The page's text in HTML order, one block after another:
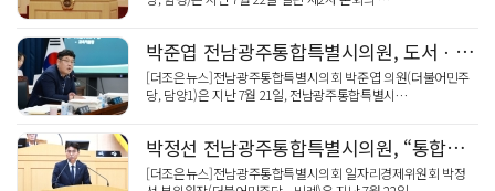
박준엽 전남광주통합특별시의원, 도서ㆍ벽지 품는 통합 AI교수학습플랫폼 주문
[더조은뉴스]전남광주통합특별시의회 박준엽 의원(더불어민주
당, 담양1)은 지난 7월 21일, 전남광주통합특별시…
박정선 전남광주통합특별시의원, “통합특별시 노동ㆍ일자리 조례 제정으로 권익 보호와 상생 발전 계기 되길”
[더조은뉴스]전남광주통합특별시의회 일자리경제위원회 박정